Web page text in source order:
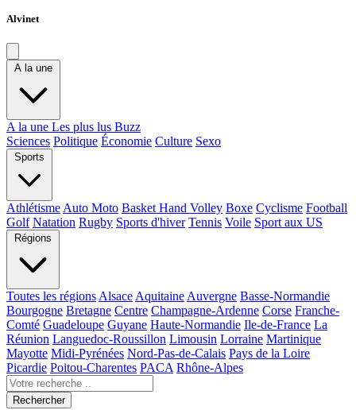
Alvinet
A la une
A la une Les plus lus Buzz
Sciences Politique Économie Culture Sexo
Sports
Athlétisme Auto Moto Basket Hand Volley Boxe Cyclisme Football
Golf Natation Rugby Sports d'hiver Tennis Voile Sport aux US
Régions
Toutes les régions Alsace Aquitaine Auvergne Basse-Normandie
Bourgogne Bretagne Centre Champagne-Ardenne Corse Franche-
Comté Guadeloupe Guyane Haute-Normandie Ile-de-France La
Réunion Languedoc-Roussillon Limousin Lorraine Martinique
Mayotte Midi-Pyrénées Nord-Pas-de-Calais Pays de la Loire
Picardie Poitou-Charentes PACA Rhône-Alpes
Rechercher